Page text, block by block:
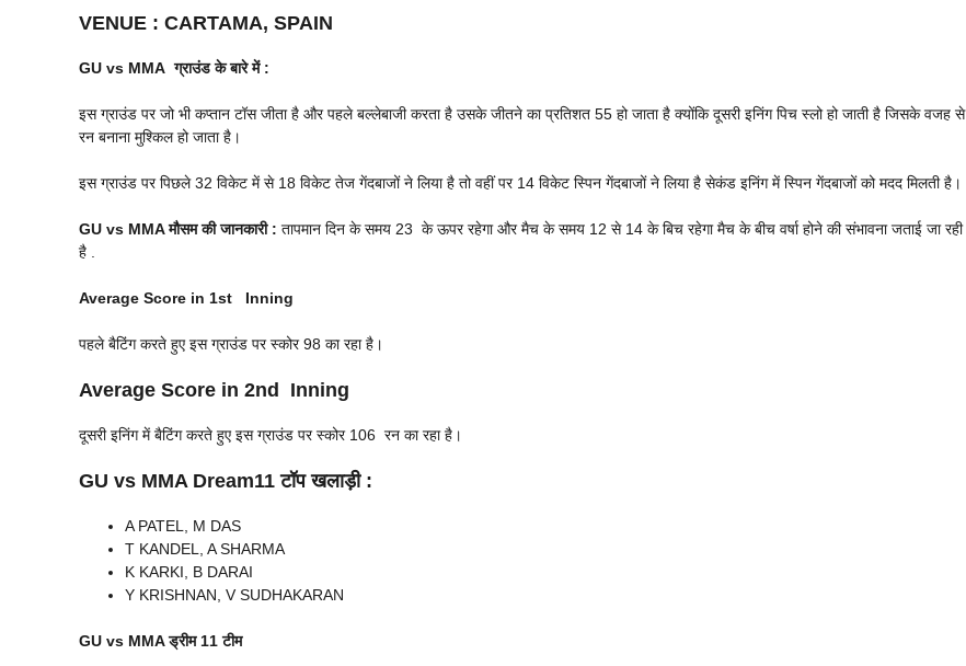
VENUE : CARTAMA, SPAIN
GU vs MMAग्राउंड के बारे में :
इस ग्राउंड पर जो भी कप्तान टॉस जीता है और पहले बल्लेबाजी करता है उसके जीतने का प्रतिशत 55 हो जाता है क्योंकि दूसरी इनिंग पिच स्लो हो जाती है जिसके वजह से
रन बनाना मुश्किल हो जाता है।
इस ग्राउंड पर पिछले 32 विकेट में से 18 विकेट तेज गेंदबाजों ने लिया है तो वहीं पर 14 विकेट स्पिन गेंदबाजों ने लिया है सेकंड इनिंग में स्पिन गेंदबाजों को मदद मिलती है।
GU vs MMAमौसम की जानकारी : तापमान दिन के समय 23 के ऊपर रहेगा और मैच के समय 12 से 14 के बिच रहेगा मैच के बीच वर्षा होने की संभावना जताई जा रही
है .
Average Score in 1st Inning
पहले बैटिंग करते हुए इस ग्राउंड पर स्कोर 98 का रहा है।
Average Score in 2nd Inning
दूसरी इनिंग में बैटिंग करते हुए इस ग्राउंड पर स्कोर 106 रन का रहा है।
GU vs MMA Dream11 टॉप खलाड़ी :
A PATEL, M DAS
T KANDEL, A SHARMA
K KARKI, B DARAI
Y KRISHNAN, V SUDHAKARAN
GU vs MMAड्रीम 11 टीम